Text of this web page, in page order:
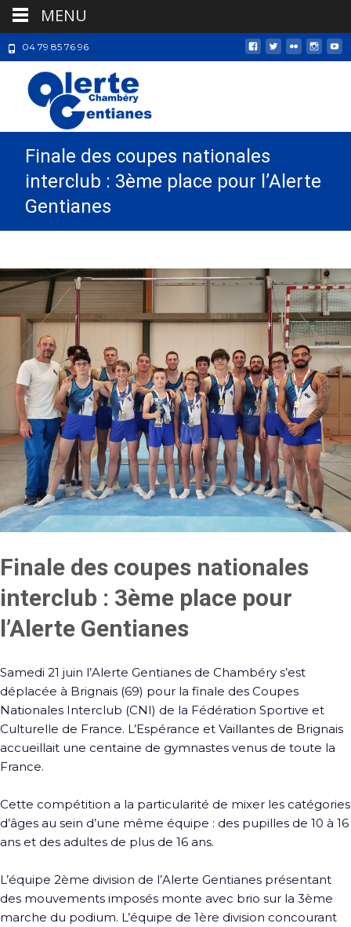
04 79 85 76 96
Finale des coupes nationales
interclub : 3ème place pour l’Alerte
Gentianes
Finale des coupes nationales
interclub : 3ème place pour
l’Alerte Gentianes
Samedi 21 juin l’Alerte Gentianes de Chambéry s’est
déplacée à Brignais (69) pour la finale des Coupes
Nationales Interclub (CNI) de la Fédération Sportive et
Culturelle de France. L’Espérance et Vaillantes de Brignais
accueillait une centaine de gymnastes venus de toute la
France.
Cette compétition a la particularité de mixer les catégories
d’âges au sein d’une même équipe : des pupilles de 10 à 16
ans et des adultes de plus de 16 ans.
L’équipe 2ème division de l’Alerte Gentianes présentant
des mouvements imposés monte avec brio sur la 3ème
marche du podium. L’équipe de 1ère division concourant
MENU